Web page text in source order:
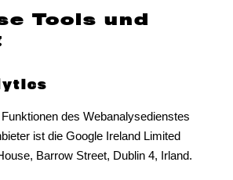
Tools und
des Webanalysedienstes
ist die Google Ireland Limited
Barrow Street, Dublin 4, Irland.